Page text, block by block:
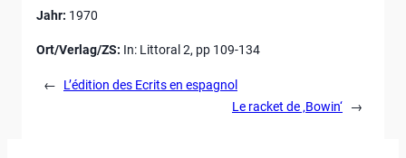
Jahr: 1970
Ort/Verlag/ZS: In: Littoral 2, pp 109-134
←
L’édition des Ecrits en espagnol
Le racket de ‚Bowin‘
→